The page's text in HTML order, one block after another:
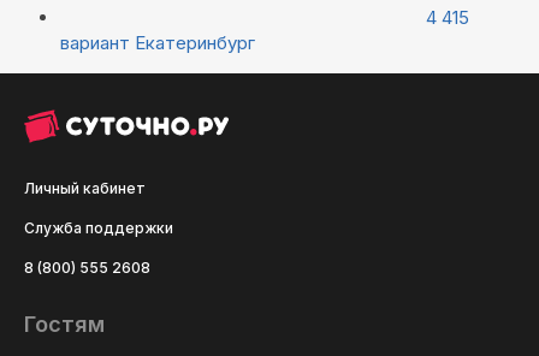
4 415
вариант Екатеринбург
Личный кабинет
Служба поддержки
8 (800) 555 2608
Гостям